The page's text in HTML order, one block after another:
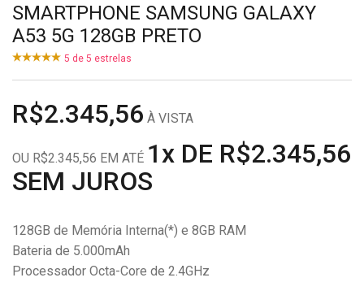
SMARTPHONE SAMSUNG GALAXY
A53 5G 128GB PRETO
5 de 5 estrelas
R$2.345,56 À VISTA
OU R$2.345,56 EM ATÉ 1x DE R$2.345,56
SEM JUROS
128GB de Memória Interna(*) e 8GB RAM
Bateria de 5.000mAh
Processador Octa-Core de 2.4GHz